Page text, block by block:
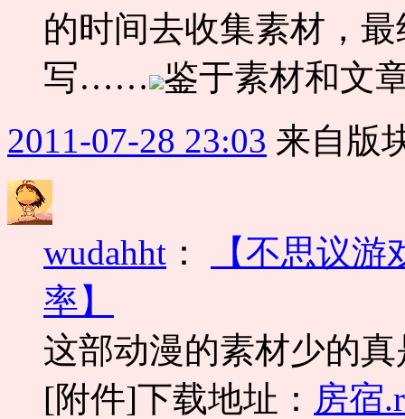
的时间去收集素材，
写…… 鉴于素材和文
2011-07-28 23:03 来自版
wudahht ：
【不思议
率】
这部动漫的素材少的
[附件]下载地址： 房宿